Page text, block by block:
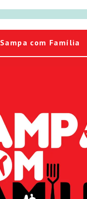
Sampa com Família